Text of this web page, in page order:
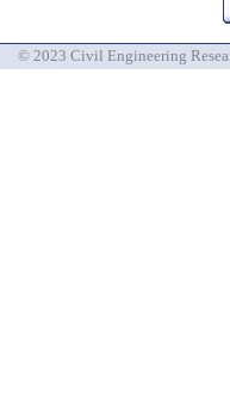
© 2023 Civil Engineering